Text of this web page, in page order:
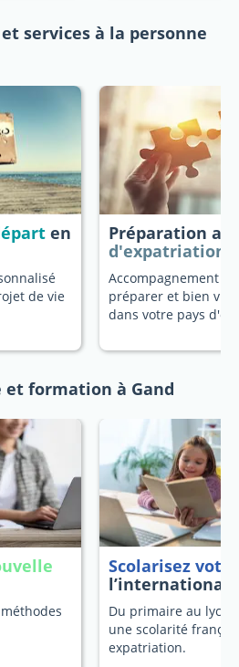
services à la personne
en
de vie
Préparation au
d'expatriation
Accompagnement
préparer et bien
dans votre pays
et formation à Gand
Scolarisez
l’international
Du primaire au
une scolarité
expatriation.